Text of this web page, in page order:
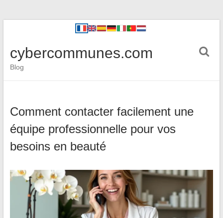
cybercommunes.com
Blog
Comment contacter facilement une
équipe professionnelle pour vos
besoins en beauté